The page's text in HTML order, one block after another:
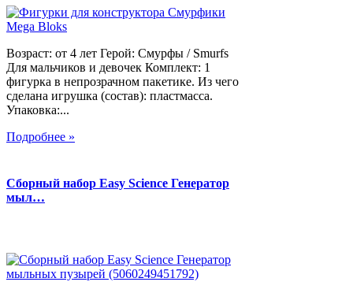
Возраст: от 4 лет Герой: Смурфы / Smurfs
Для мальчиков и девочек Комплект: 1
фигурка в непрозрачном пакетике. Из чего
сделана игрушка (состав): пластмасса.
Упаковка:...
Подробнее »
Сборный набор Easy Science Генератор
мыл…